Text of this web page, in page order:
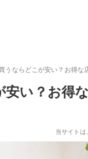
うならどこが安い？お得な
い？お得
当サイトは